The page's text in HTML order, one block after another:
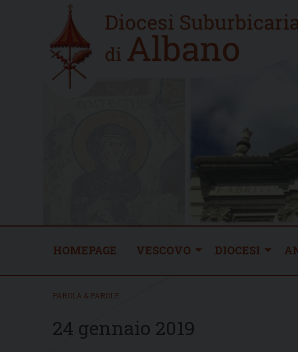
Home
new
HOMEPAGE VESCOVO DIOCESI
PAROLA & PAROLE
24 gennaio 2019